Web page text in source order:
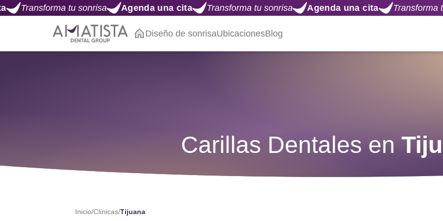
tu sonrisa Agenda una cita Transforma tu sonrisa Agenda una cita Transforma tu sonrisa
Diseño de sonrisaUbicacionesBlog
Carillas Dentales en
Inicio/Clínicas/Tijuana